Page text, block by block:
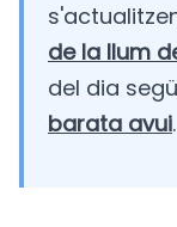
de la llum
del dia
barata avui.